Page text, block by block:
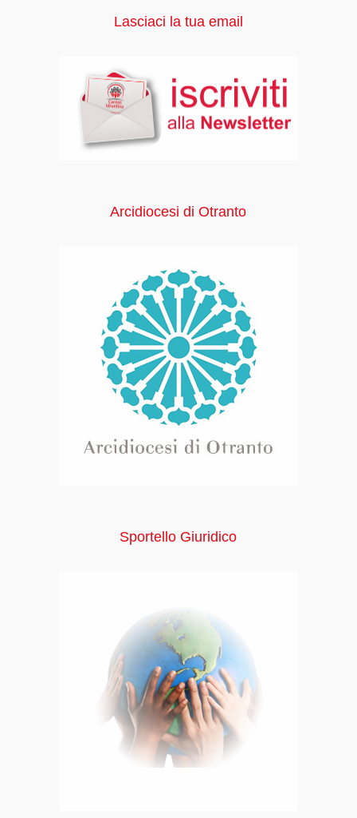
Lasciaci la tua email
Arcidiocesi di Otranto
Sportello Giuridico